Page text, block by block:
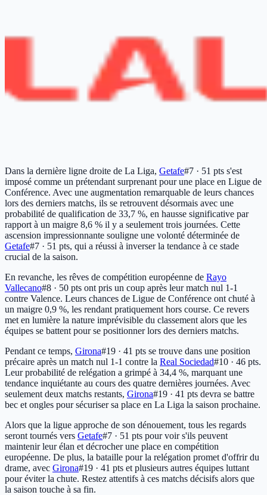
Dans la dernière ligne droite de La Liga, Getafe#7 · 51 pts s'est
imposé comme un prétendant surprenant pour une place en Ligue de
Conférence. Avec une augmentation remarquable de leurs chances
lors des derniers matchs, ils se retrouvent désormais avec une
probabilité de qualification de 33,7 %, en hausse significative par
rapport à un maigre 8,6 % il y a seulement trois journées. Cette
ascension impressionnante souligne une volonté déterminée de
Getafe#7 · 51 pts, qui a réussi à inverser la tendance à ce stade
crucial de la saison.
En revanche, les rêves de compétition européenne de Rayo
Vallecano#8 · 50 pts ont pris un coup après leur match nul 1-1
contre Valence. Leurs chances de Ligue de Conférence ont chuté à
un maigre 0,9 %, les rendant pratiquement hors course. Ce revers
met en lumière la nature imprévisible du classement alors que les
équipes se battent pour se positionner lors des derniers matchs.
Pendant ce temps, Girona#19 · 41 pts se trouve dans une position
précaire après un match nul 1-1 contre la Real Sociedad#10 · 46 pts.
Leur probabilité de relégation a grimpé à 34,4 %, marquant une
tendance inquiétante au cours des quatre dernières journées. Avec
seulement deux matchs restants, Girona#19 · 41 pts devra se battre
bec et ongles pour sécuriser sa place en La Liga la saison prochaine.
Alors que la ligue approche de son dénouement, tous les regards
seront tournés vers Getafe#7 · 51 pts pour voir s'ils peuvent
maintenir leur élan et décrocher une place en compétition
européenne. De plus, la bataille pour la relégation promet d'offrir du
drame, avec Girona#19 · 41 pts et plusieurs autres équipes luttant
pour éviter la chute. Restez attentifs à ces matchs décisifs alors que
la saison touche à sa fin.